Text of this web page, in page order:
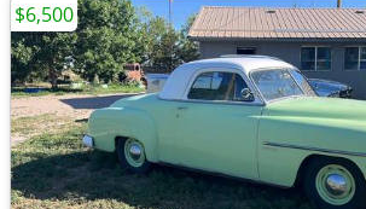
$6,500